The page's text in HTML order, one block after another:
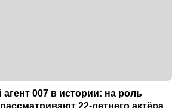
007 в истории: на роль